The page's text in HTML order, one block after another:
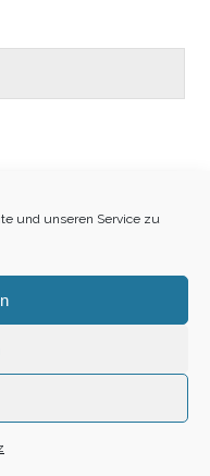
und unseren Service zu
·Fotograf